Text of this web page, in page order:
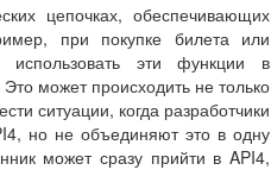
цепочках, обеспечивающих
при покупке билета или
использовать эти функции в
может происходить не только
ситуации, когда разработчики
но не объединяют это в одну
может сразу прийти в API4,